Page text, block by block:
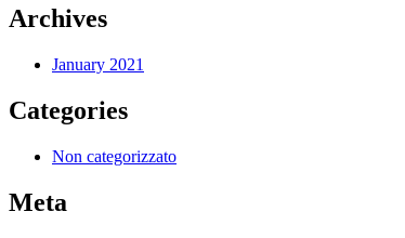
Archives
January 2021
Categories
Non categorizzato
Meta